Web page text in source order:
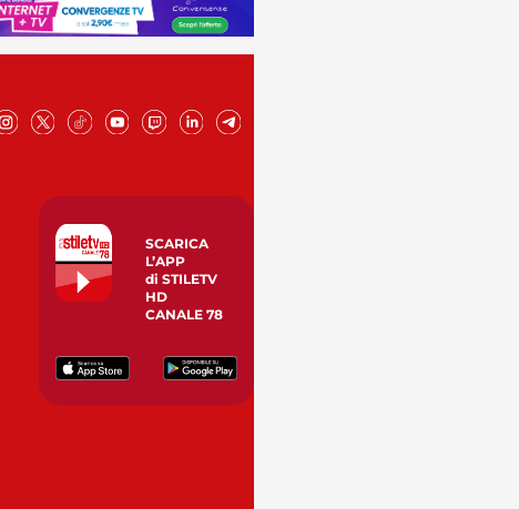
SCARICA
L’APP
di STILETV
HD
CANALE 78